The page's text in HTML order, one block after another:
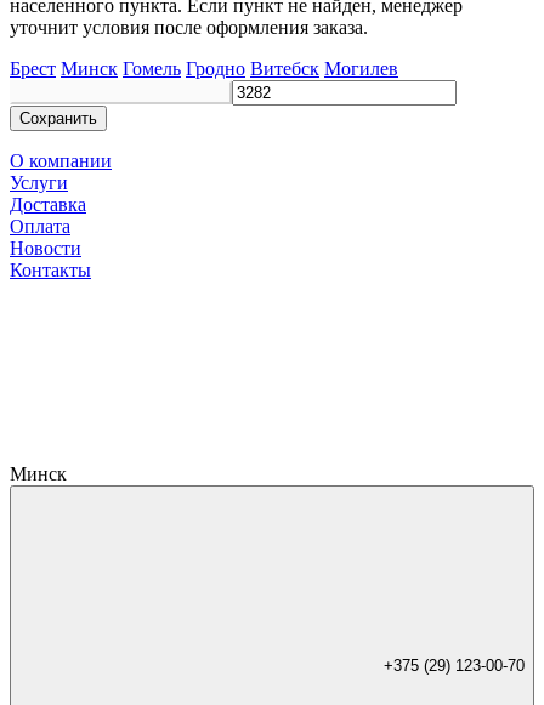
населенного пункта. Если пункт не найден, менеджер
уточнит условия после оформления заказа.
Брест Минск Гомель Гродно Витебск Могилев
Сохранить
О компании
Услуги
Доставка
Оплата
Новости
Контакты
Минск
+375 (29) 123-00-70